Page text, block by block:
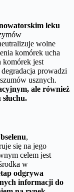
leku
wolne
komórek ucha
komórek jest
prowadzi
usznych.
ale również
,
się na jego
celem jest
w
odgrywa
informacji do